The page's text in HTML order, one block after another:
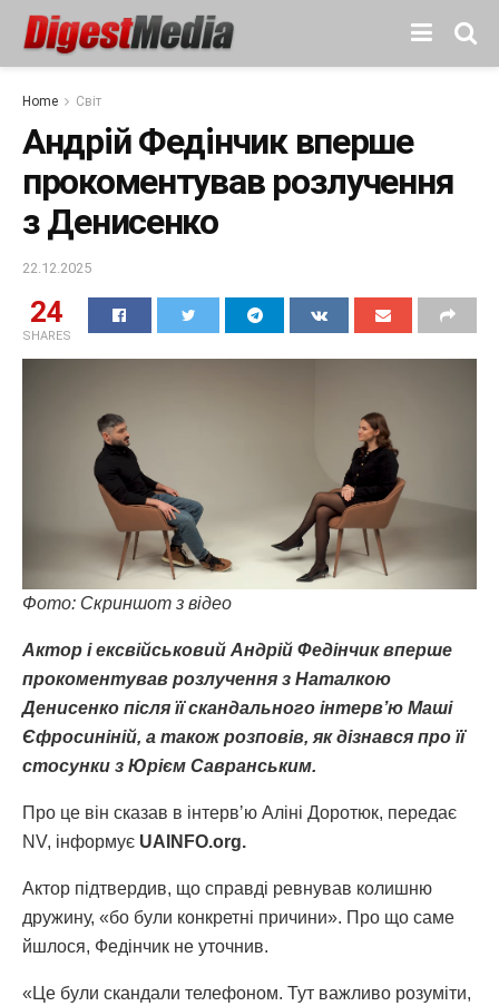
Home Світ
Андрій Федінчик вперше
прокоментував розлучення
з Денисенко
22.12.2025
24
SHARES
Фото: Скриншот з відео
Актор і ексвійськовий Андрій Федінчик вперше
прокоментував розлучення з Наталкою
Денисенко після її скандального інтервʼю Маші
Єфросиніній, а також розповів, як дізнався про її
стосунки з Юрієм Савранським.
Про це він сказав в інтервʼю Аліні Доротюк, передає
NV, інформує UAINFO.org.
Актор підтвердив, що справді ревнував колишню
дружину, «бо були конкретні причини». Про що саме
йшлося, Федінчик не уточнив.
«Це були скандали телефоном. Тут важливо розуміти,